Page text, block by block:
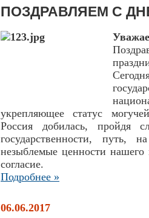
ПОЗДРАВЛЯЕМ С
укрепляющее статус
Россия добилась, пройдя
государственности, путь,
незыблемые ценности
согласие.
Подробнее »
06.06.2017